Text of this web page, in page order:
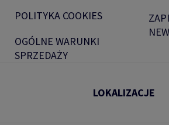
POLITYKA COOKIES
OGÓLNE WARUNKI
SPRZEDAŻY
LOKALIZACJE